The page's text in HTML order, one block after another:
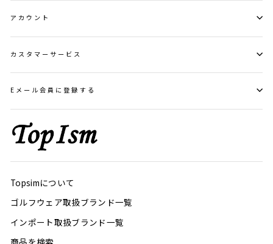
アカウント
カスタマーサービス
Eメール会員に登録する
Topsimについて
ゴルフウェア取扱ブランド一覧
インポート取扱ブランド一覧
商品を検索